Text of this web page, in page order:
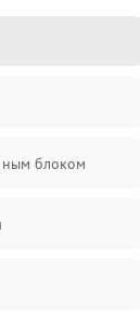
блоком